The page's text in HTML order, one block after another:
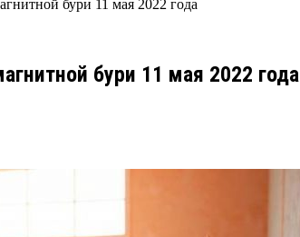
бури 11 мая 2022 года
бури 11 мая 2022 года